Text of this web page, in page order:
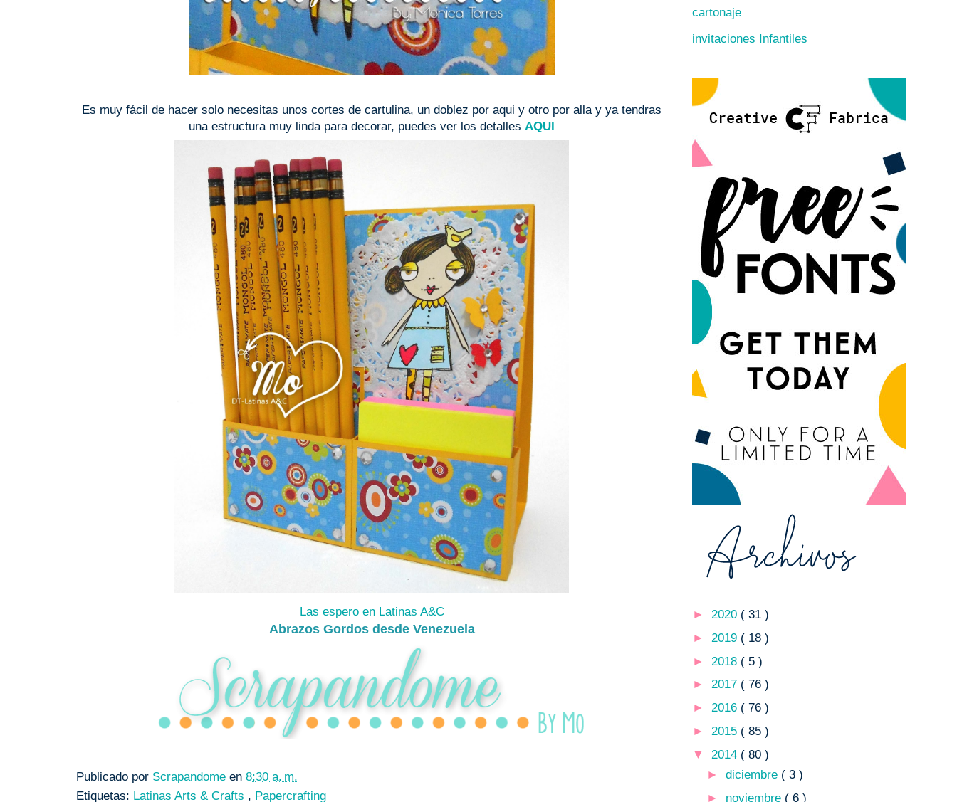
Es muy fácil de hacer solo necesitas unos cortes de cartulina, un doblez por aqui y otro por alla y ya tendras
una estructura muy linda para decorar, puedes ver los detalles AQUI
Las espero en Latinas A&C
Abrazos Gordos desde Venezuela
Publicado por Scrapandome en 8:30 a. m.
Etiquetas: Latinas Arts & Crafts , Papercrafting
cartonaje
invitaciones Infantiles
► 2020 ( 31 )
► 2019 ( 18 )
► 2018 ( 5 )
► 2017 ( 76 )
► 2016 ( 76 )
► 2015 ( 85 )
▼ 2014 ( 80 )
►diciembre ( 3 )
► noviembre ( 6 )